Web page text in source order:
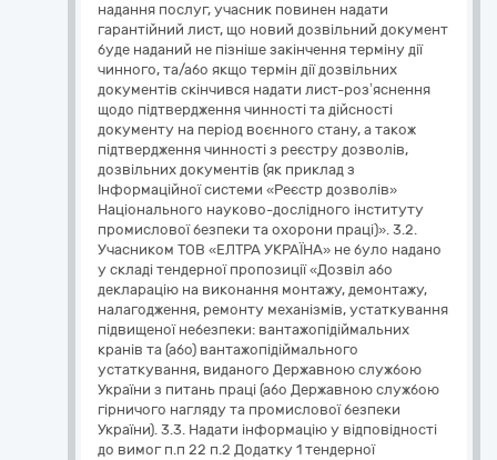
надання послуг, учасник повинен надати
гарантійний лист, що новий дозвільний документ
буде наданий не пізніше закінчення терміну дії
чинного, та/або якщо термін дії дозвільних
документів скінчився надати лист-роз’яснення
щодо підтвердження чинності та дійсності
документу на період воєнного стану, а також
підтвердження чинності з реєстру дозволів,
дозвільних документів (як приклад з
Інформаційної системи «Реєстр дозволів»
Національного науково-дослідного інституту
промислової безпеки та охорони праці)». 3.2.
Учасником ТОВ «ЕЛТРА УКРАЇНА» не було надано
у складі тендерної пропозиції «Дозвіл або
декларацію на виконання монтажу, демонтажу,
налагодження, ремонту механізмів, устаткування
підвищеної небезпеки: вантажопідіймальних
кранів та (або) вантажопідіймального
устаткування, виданого Державною службою
України з питань праці (або Державною службою
гірничого нагляду та промислової безпеки
України). 3.3. Надати інформацію у відповідності
до вимог п.п 22 п.2 Додатку 1 тендерної